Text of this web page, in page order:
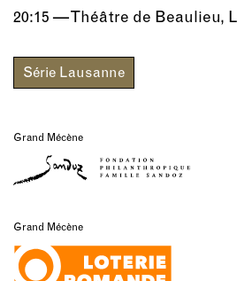
20:15 — Théâtre de Beaulieu,
Série Lausanne
Grand Mécène
Grand Mécène